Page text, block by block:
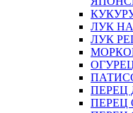
ЛУК
ЛУК
ПЕРЕЦ
ПЕРЕЦ